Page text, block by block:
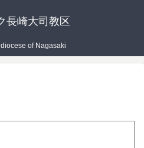
長崎大司教区
of Nagasaki